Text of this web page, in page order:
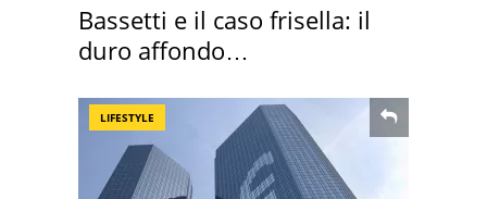
Bassetti e il caso frisella: il
duro affondo
LIFESTYLE